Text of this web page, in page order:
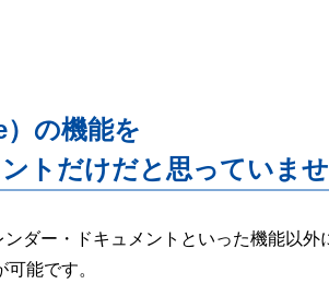
の機能を
トだけだと思っていま
ダー・ドキュメントといった機能以外
能です。